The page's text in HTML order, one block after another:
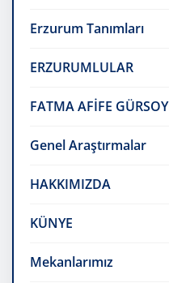
Erzurum Tanımları
ERZURUMLULAR
FATMA AFİFE GÜRSOY
Genel Araştırmalar
HAKKIMIZDA
KÜNYE
Mekanlarımız